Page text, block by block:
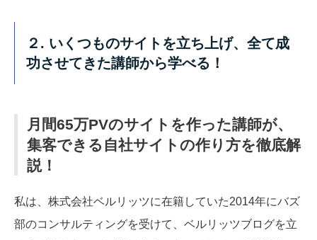
２. いくつものサイトを立ち上げ、全て成
功させてきた講師から学べる！
月間65万PVのサイトを作った講師が、
集客できる自社サイトの作り方を徹底解
説！
私は、株式会社ベルリッツに在籍していた2014年にバズ
部のコンサルティングを受けて、ベルリッツブログを立